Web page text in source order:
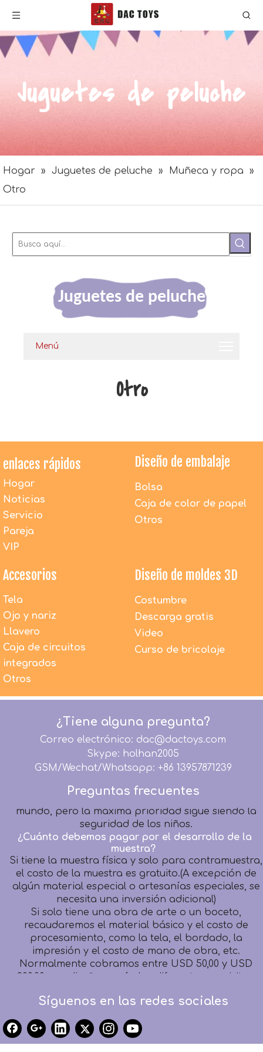
Juguetes de peluche
Hogar » Juguetes de peluche » Muñeca y ropa
»
Otro
Juguetes de peluche
Menú
Otro
enlaces rápidos
Hogar
Noticias
Servicio
Pareja
VIP
Diseño de embalaje
Bolsa
Caja de color de papel
Otros
Accesorios
Tela
Ojo y nariz
Llavero
Caja de circuitos
integrados
Otros
Diseño de moldes 3D
Costumbre
Descarga gratis
Video
Curso de bricolaje
¿Tiene alguna pregunta?
Correo electrónico: dac@dactoys.com
Skype: holhan2005
GSM/Wechat/Whatsapp: +86 13957871239
Preguntas frecuentes
¿Los juguetes de peluche de DAC son seguros para
100% nuevos y respetuosos con el medio ambiente.
2. Todos los productos antes del embalaje son 100%
inspeccionados por detectores de agujas.
3. Todos los productos se fabrican estrictamente
según los términos de seguridad EN71, EN62115,
EMC, RoHS, ASTM F963, CA65, CPSIA.
de peluche de alta calidad para niños de todo el
mundo, pero la máxima prioridad sigue siendo la
seguridad de los niños.
¿Cuánto debemos pagar por el desarrollo de la
muestra?
Si tiene la muestra física y solo para contramuestra,
el costo de la muestra es gratuito.(A excepción de
algún material especial o artesanías especiales, se
necesita una inversión adicional)
Si solo tiene una obra de arte o un boceto,
recaudaremos el material básico y el costo de
procesamiento, como la tela, el bordado, la
impresión y el costo de mano de obra, etc.
Normalmente cobramos entre USD 50,00 y USD
200,00 por diseño, según los diferentes requisitos,
aprobación del pedido con un monto FOB superior
¿Cuánto tiempo debo esperar para recibir mi
primera muestra?
Muestra de contador: dentro de 1 semana
Síguenos en las redes sociales